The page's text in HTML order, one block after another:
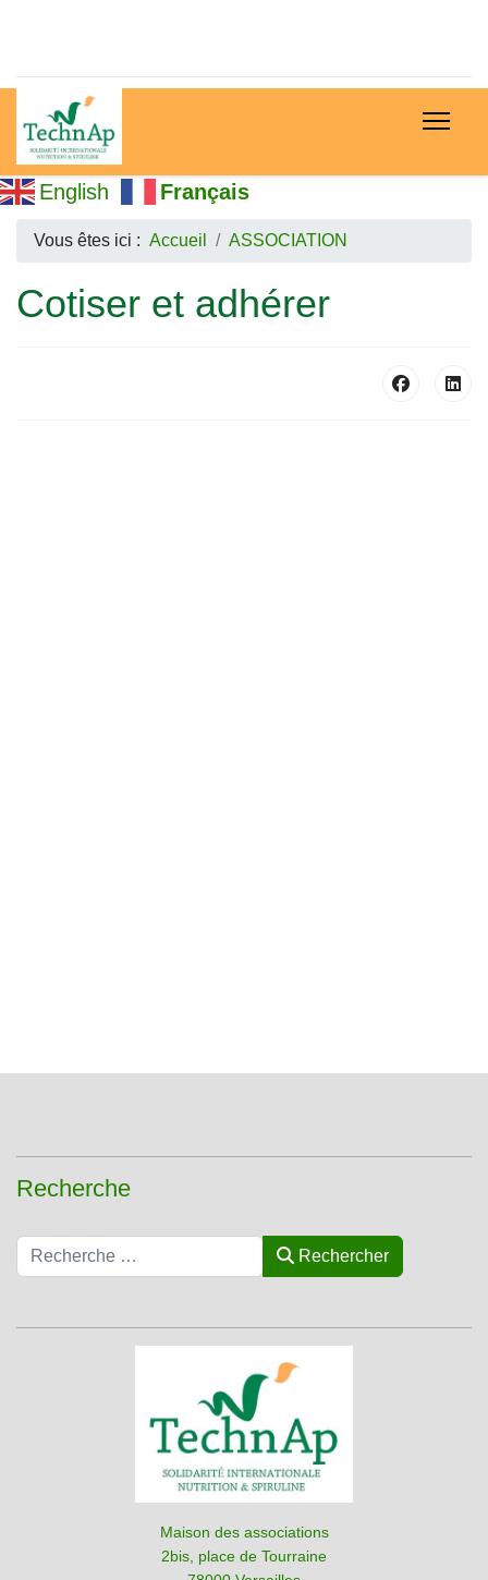
English Français
Vous êtes ici : Accueil ASSOCIATION
Cotiser et adhérer
Recherche
Rechercher Rechercher
Maison des associations
2bis, place de Tourraine